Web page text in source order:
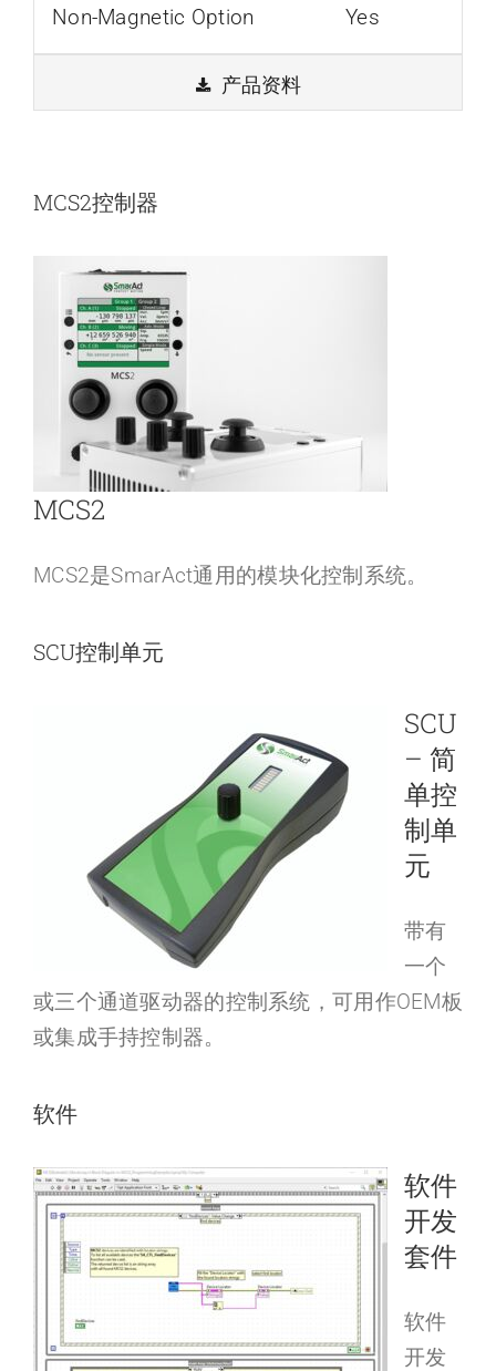
Non-Magnetic Option Yes
产品资料
MCS2控制器
MCS2
MCS2是SmarAct通用的模块化控制系统。
SCU控制单元
SCU
– 简
单控
制单
元
带有
一个
或三个通道驱动器的控制系统，可用作OEM板
或集成手持控制器。
软件
软件
开发
套件
软件
开发